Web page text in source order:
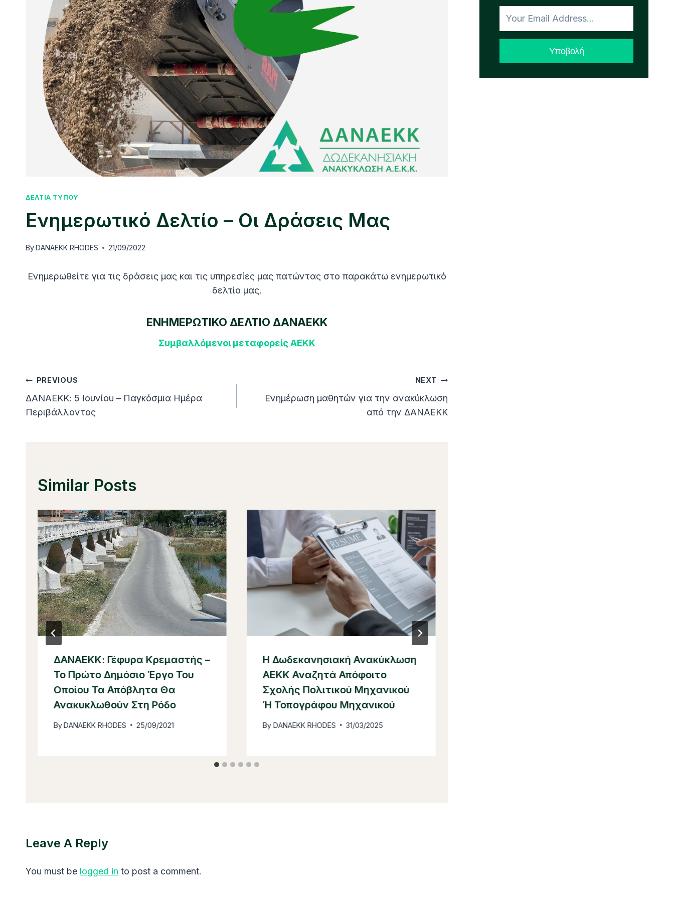
ΔΕΛΤΙΑ ΤΥΠΟΥ
Ενημερωτικό Δελτίο – Οι Δράσεις Μας
ByDANAEKK RHODES 21/09/2022
Ενημερωθείτε για τις δράσεις μας και τις υπηρεσίες μας πατώντας στο παρακάτω ενημερωτικό
δελτίο μας.
ΕΝΗΜΕΡΩΤΙΚΟ ΔΕΛΤΙΟ ΔΑΝΑΕΚΚ
Συμβαλλόμενοι μεταφορείς ΑΕΚΚ
Post
Navigation
PREVIOUS
ΔΑΝΑΕΚΚ: 5 Ιουνίου – Παγκόσμια Ημέρα
Περιβάλλοντος
NEXT
Ενημέρωση μαθητών για την ανακύκλωση
από την ΔΑΝΑΕΚΚ
Similar Posts
ΔΑΝΑΕΚΚ: Γέφυρα Κρεμαστής –
Το Πρώτο Δημόσιο Έργο Του
Οποίου Τα Απόβλητα Θα
Ανακυκλωθούν Στη Ρόδο
ByDANAEKK RHODES 25/09/2021
Η Δωδεκανησιακή Ανακύκλωση
ΑΕΚΚ Αναζητά Απόφοιτο
Σχολής Πολιτικού Μηχανικού
Ή Τοπογράφου Μηχανικού
By DANAEKK RHODES 31/03/2025
Leave A Reply
You must be logged in to post a comment.
Υποβολή